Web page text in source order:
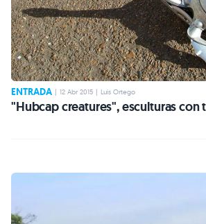
ENTRADA | 12 Abr 2015 | Luis Ortego
"Hubcap creatures", esculturas con